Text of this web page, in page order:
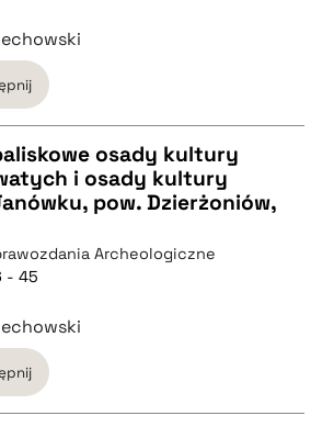
osady kultury
i osady kultury
pow. Dzierżoniów,
Archeologiczne
- 45